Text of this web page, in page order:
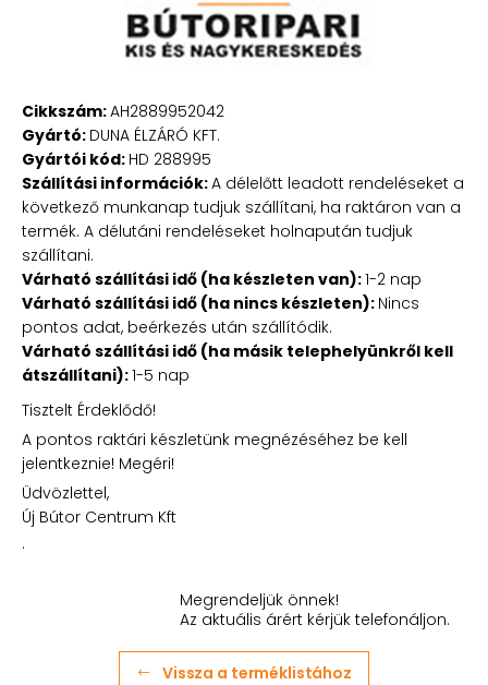
Cikkszám:AH2889952042
Gyártó: DUNA ÉLZÁRÓ KFT.
Gyártói kód: HD 288995
Szállítási információk:A délelőtt leadott rendeléseket a
következő munkanap tudjuk szállítani, ha raktáron van a
termék. A délutáni rendeléseket holnapután tudjuk
szállítani.
Várható szállítási idő (ha készleten van):1-2 nap
Várható szállítási idő (ha nincs készleten): Nincs
pontos adat, beérkezés után szállítódik.
Várható szállítási idő (ha másik telephelyünkről kell
átszállítani):1-5 nap
Tisztelt Érdeklődő!
A pontos raktári készletünk megnézéséhez be kell
jelentkeznie! Megéri!
Üdvözlettel,
Új Bútor Centrum Kft
.
Megrendeljük önnek!
Az aktuális árért kérjük telefonáljon.
Vissza a terméklistához